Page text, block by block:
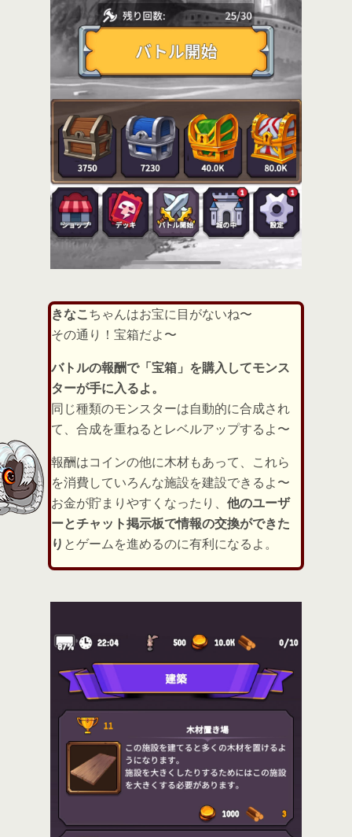
きなこ ちゃんはお宝に目がないね〜
その通り！宝箱だよ〜
バトルの報酬で「宝箱」を購入してモンス
ターが手に入るよ。
同じ種類のモンスターは自動的に合成され
て、合成を重ねるとレベルアップするよ〜
報酬はコインの他に木材もあって、これら
を消費していろんな施設を建設できるよ〜
お金が貯まりやすくなったり、 他のユーザ
ーとチャット掲示板で情報の交換ができた
り とゲームを進めるのに有利になるよ。